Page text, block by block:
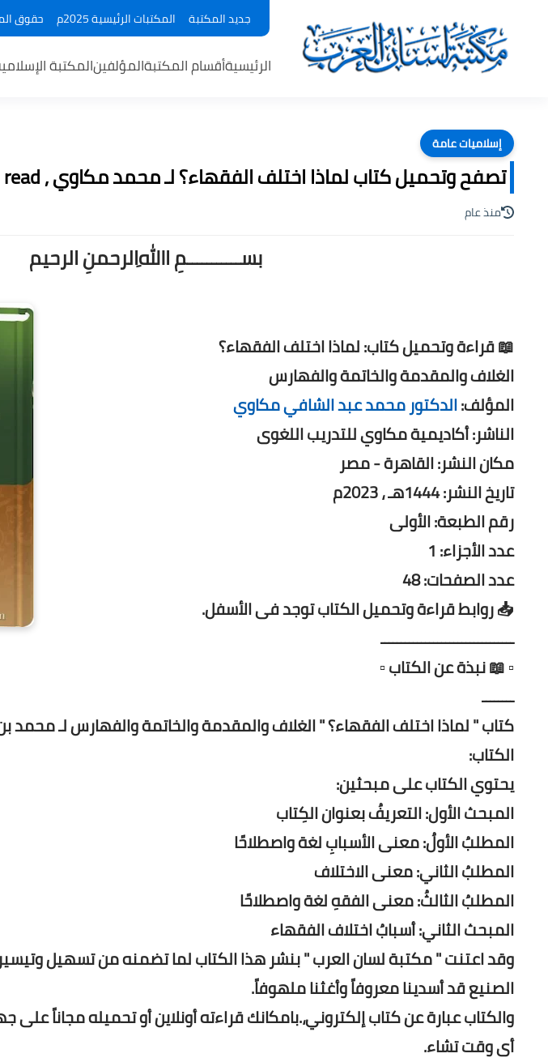
جديد المكتبة المكتبات الرئيسية 2025م حقوق
الرئيسيةأقسام المكتبةالمؤلفينالمكتبة
إسلاميات عامة
تصفح وتحميل كتاب لماذا اختلف الفقهاء؟ لـ محمد مكاوي , read
منذ عام
بســـــــــــمِ اﷲِالرحمنِ الرحيم
📖 قراءة وتحميل كتاب: لماذا اختلف الفقهاء؟
الغلاف والمقدمة والخاتمة والفهارس
المؤلف:الدكتور محمد عبد الشافي مكاوي
الناشر: أكاديمية مكاوي للتدريب اللغوى
مكان النشر: القاهرة - مصر
تاريخ النشر: 1444هـ ، 2023م
رقم الطبعة: الأولى
عدد الأجزاء: 1
عدد الصفحات: 48
📥 روابط قراءة وتحميل الكتاب توجد فى الأسفل.
ـــــــــــــــــــــــــــــــــ
▫️ 📖 نبذة عن الكتاب ▫️
ــــــــ
كتاب " لماذا اختلف الفقهاء؟ " الغلاف والمقدمة والخاتمة والفهارس لـ
الكتاب:
يحتوي الكتاب على مبحثين:
المبحث الأول: التعريفُ بعنوان الكِتاب
المطلبُ الأولُ: معنى الأسبابِ لغة واصطلاحًا
المطلبُ الثاني: معنى الاختلاف
المطلبُ الثالثُ: معنى الفقهِ لغة واصطلاحًا
المبحث الثاني: أسبابُ اختلاف الفقهاء
وقد اعتنت " مكتبة لسان العرب " بنشر هذا الكتاب لما تضمنه من تسهيل
الصنيع قد أسدينا معروفاً وأغثنا ملهوفاً.
والكتاب عبارة عن كتاب إلكتروني،.بامكانك قراءته أونلاين أو تحميله مجاناً
أى وقت تشاء.